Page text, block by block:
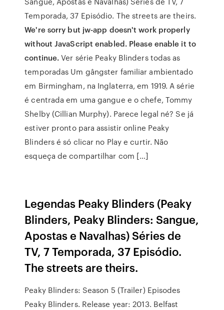
Temporada, 37 Episódio. The streets are theirs.
We're sorry but jw-app doesn't work properly
without JavaScript enabled. Please enable it to
continue.Ver série Peaky Blinders todas as
temporadas Um gângster familiar ambientado
em Birmingham, na Inglaterra, em 1919. A série
é centrada em uma gangue e o chefe, Tommy
Shelby (Cillian Murphy). Parece legal né? Se já
estiver pronto para assistir online Peaky
Blinders é só clicar no Play e curtir. Não
esqueça de compartilhar com […]
Legendas Peaky Blinders (Peaky
Blinders, Peaky Blinders: Sangue,
Apostas e Navalhas) Séries de
TV, 7 Temporada, 37 Episódio.
The streets are theirs.
Peaky Blinders: Season 5 (Trailer) Episodes
Peaky Blinders. Release year: 2013. Belfast